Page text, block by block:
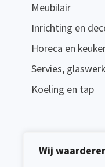
Wij
Meubilair
Inrichting en
Horeca en
Servies,
Koeling en tap